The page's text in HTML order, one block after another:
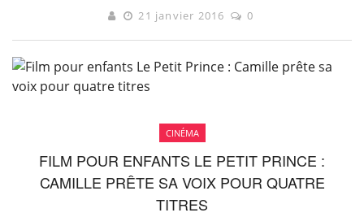
21 janvier 2016 0
CINÉMA
FILM POUR ENFANTS LE PETIT PRINCE :
CAMILLE PRÊTE SA VOIX POUR QUATRE
TITRES